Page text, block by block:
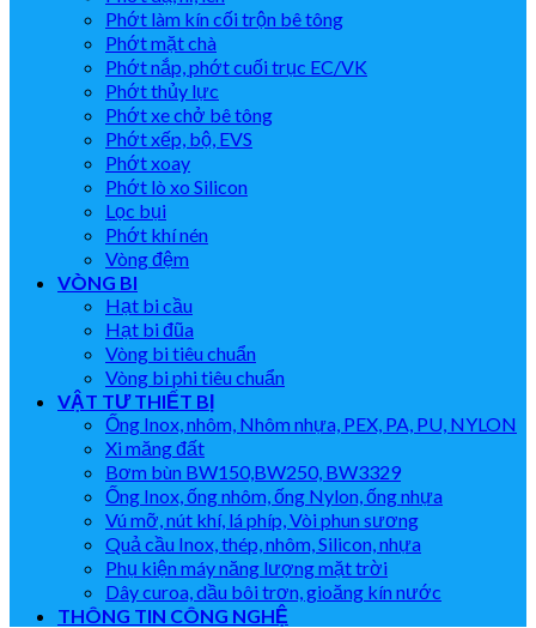
Phớt làm kín cối trộn bê tông
Phớt mặt chà
Phớt nắp, phớt cuối trục EC/VK
Phớt thủy lực
Phớt xe chở bê tông
Phớt xếp, bộ, EVS
Phớt xoay
Phớt lò xo Silicon
Lọc bụi
Phớt khí nén
Vòng đệm
VÒNG BI
Hạt bi cầu
Hạt bi đũa
Vòng bi tiêu chuẩn
Vòng bi phi tiêu chuẩn
VẬT TƯ THIẾT BỊ
Ống Inox, nhôm, Nhôm nhựa, PEX, PA, PU, NYLON
Xi măng đất
Bơm bùn BW150,BW250, BW3329
Ống Inox, ống nhôm, ống Nylon, ống nhựa
Vú mỡ, nút khí, lá phíp, Vòi phun sương
Quả cầu Inox, thép, nhôm, Silicon, nhựa
Phụ kiện máy năng lượng mặt trời
Dây curoa, dầu bôi trơn, gioăng kín nước
THÔNG TIN CÔNG NGHỆ